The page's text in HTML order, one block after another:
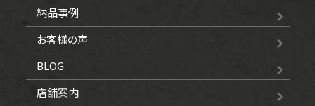
納品事例
お客様の声
BLOG
店舗案内